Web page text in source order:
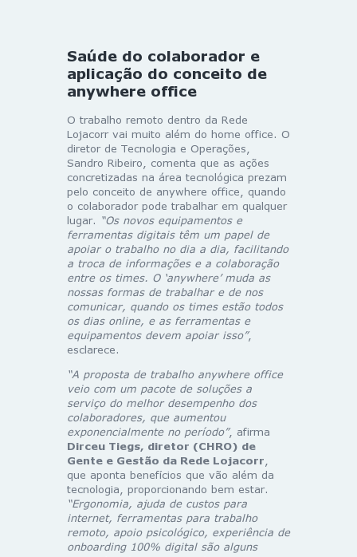
Saúde do colaborador e
aplicação do conceito de
anywhere office
O trabalho remoto dentro da Rede
Lojacorr vai muito além do home office. O
diretor de Tecnologia e Operações,
Sandro Ribeiro, comenta que as ações
concretizadas na área tecnológica prezam
pelo conceito de anywhere office, quando
o colaborador pode trabalhar em qualquer
lugar. “Os novos equipamentos e
ferramentas digitais têm um papel de
apoiar o trabalho no dia a dia, facilitando
a troca de informações e a colaboração
entre os times. O ‘anywhere’ muda as
nossas formas de trabalhar e de nos
comunicar, quando os times estão todos
os dias online, e as ferramentas e
equipamentos devem apoiar isso”,
esclarece.
“A proposta de trabalho anywhere office
veio com um pacote de soluções a
serviço do melhor desempenho dos
colaboradores, que aumentou
exponencialmente no período”, afirma
Dirceu Tiegs, diretor (CHRO) de
Gente e Gestão da Rede Lojacorr
que aponta benefícios que vão além da
tecnologia, proporcionando bem estar.
“Ergonomia, ajuda de custos para
internet, ferramentas para trabalho
remoto, apoio psicológico, experiência de
onboarding 100% digital são alguns